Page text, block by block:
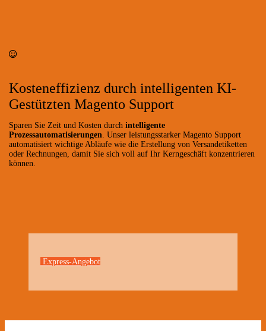
Kosteneffizienz durch intelligenten KI-
Gestützten Magento Support
Sparen Sie Zeit und Kosten durch intelligente
Prozessautomatisierungen . Unser leistungsstarker Magento Support
automatisiert wichtige Abläufe wie die Erstellung von Versandetiketten
oder Rechnungen, damit Sie sich voll auf Ihr Kerngeschäft konzentrieren
können.
Express-Angebot